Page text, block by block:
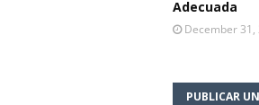
Adecuada
December 31,
PUBLICAR